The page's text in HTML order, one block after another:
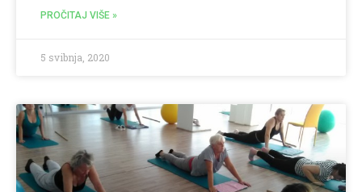
PROČITAJ VIŠE »
5 svibnja, 2020